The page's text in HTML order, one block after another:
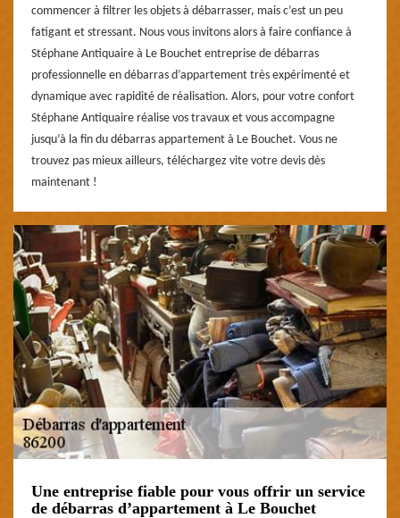
commencer à filtrer les objets à débarrasser, mais c’est un peu
fatigant et stressant. Nous vous invitons alors à faire confiance à
Stéphane Antiquaire à Le Bouchet entreprise de débarras
professionnelle en débarras d’appartement très expérimenté et
dynamique avec rapidité de réalisation. Alors, pour votre confort
Stéphane Antiquaire réalise vos travaux et vous accompagne
jusqu’à la fin du débarras appartement à Le Bouchet. Vous ne
trouvez pas mieux ailleurs, téléchargez vite votre devis dès
maintenant !
Une entreprise fiable pour vous offrir un service
de débarras d’appartement à Le Bouchet